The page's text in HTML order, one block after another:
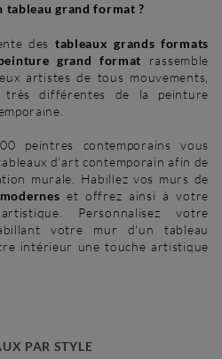
tableau grand format ?
des tableaux grands formats
grand format rassemble
artistes de tous mouvements,
très différentes de la peinture
peintres contemporains vous
d'art contemporain afin de
murale. Habillez vos murs de
et offrez ainsi à votre
Personnalisez votre
votre mur d'un tableau
intérieur une touche artistique
PAR STYLE